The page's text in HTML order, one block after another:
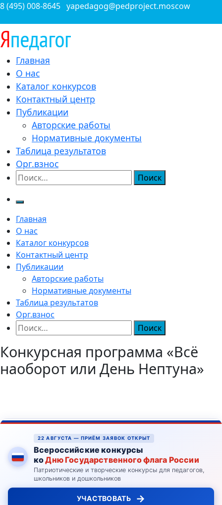
Перейти
содержимому
8 (495) 008-8645 yapedagog@pedproject.moscow
ЯПедагог.рф
Всероссийские конкурсы для педагогов
Главная
О нас
Каталог конкурсов
Контактный центр
Публикации
Авторские работы
Нормативные документы
Таблица результатов
Орг.взнос
Найти:
Главная
О нас
Каталог конкурсов
Контактный центр
Публикации
Авторские работы
Нормативные документы
Таблица результатов
Орг.взнос
Найти:
Конкурсная программа «Всё
наоборот или День Нептуна»
22 АВГУСТА — ПРИЁМ ЗАЯВОК ОТКРЫТ
Всероссийские конкурсы
коДню Государственного флага России
Патриотические и творческие конкурсы для педагогов,
школьников и дошкольников
УЧАСТВОВАТЬ →